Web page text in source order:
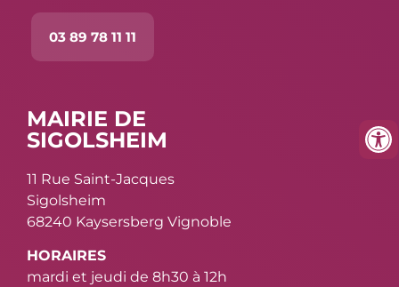
03 89 78 11 11
MAIRIE DE
SIGOLSHEIM
11 Rue Saint-Jacques
Sigolsheim
68240 Kaysersberg Vignoble
HORAIRES
mardi et jeudi de 8h30 à 12h